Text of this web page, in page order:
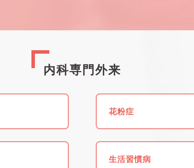
内科専門外来
花粉症
生活習慣病